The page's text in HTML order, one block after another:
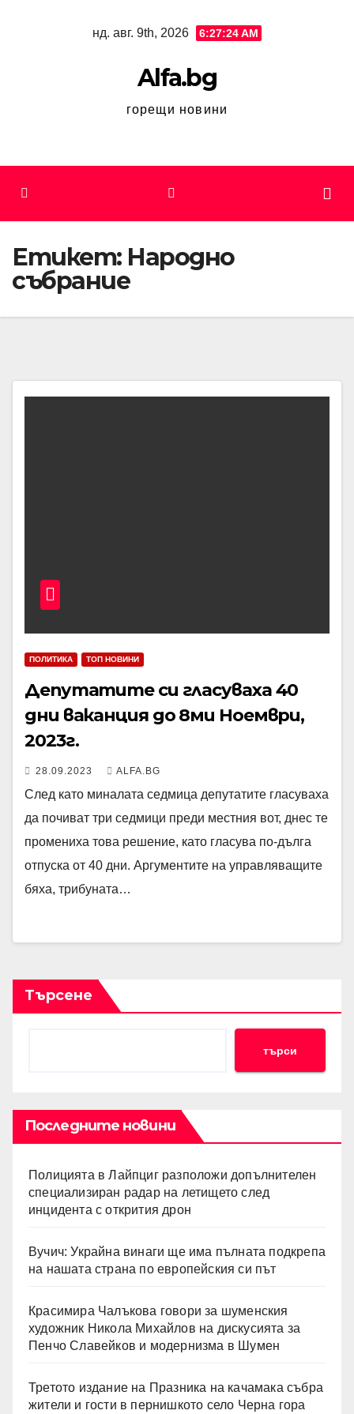
нд. авг. 9th, 2026 6:27:24 AM
Alfa.bg
горещи новини
Етикет: Народно
събрание
ПОЛИТИКА ТОП НОВИНИ
Депутатите си гласуваха 40
дни ваканция до 8ми Ноември,
2023г.
28.09.2023 ALFA.BG
След като миналата седмица депутатите гласуваха
да почиват три седмици преди местния вот, днес те
промениха това решение, като гласува по-дълга
отпуска от 40 дни. Аргументите на управляващите
бяха, трибуната…
Търсене
търси
Последните новини
Полицията в Лайпциг разположи допълнителен
специализиран радар на летището след
инцидента с открития дрон
Вучич: Украйна винаги ще има пълната подкрепа
на нашата страна по европейския си път
Красимира Чалъкова говори за шуменския
художник Никола Михайлов на дискусията за
Пенчо Славейков и модернизма в Шумен
Третото издание на Празника на качамака събра
жители и гости в пернишкото село Черна гора